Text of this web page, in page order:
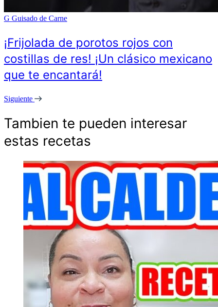
G Guisado de Carne
¡Frijolada de porotos rojos con
costillas de res! ¡Un clásico mexicano
que te encantará!
Siguiente
Tambien te pueden interesar
estas recetas